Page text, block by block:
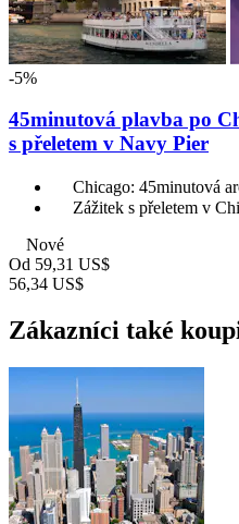
-5%
45minutová plavba po
s přeletem v Navy Pier
Chicago: 45minutová
Zážitek s přeletem v
Nové
Od 59,31 US$
56,34 US$
Zákazníci také